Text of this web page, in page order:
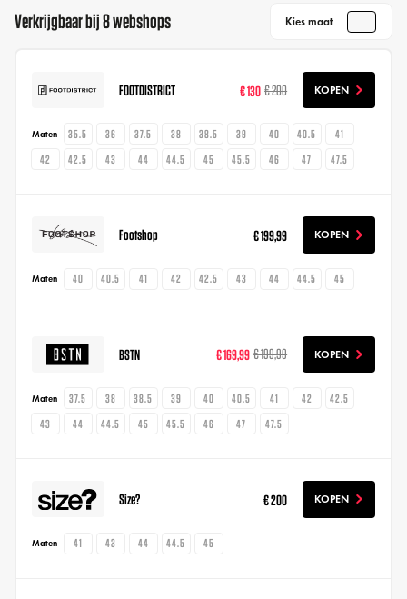
Verkrijgbaar bij 8 webshops Kies maat
FOOTDISTRICT € 130 € 200 KOPEN
Maten 35.5 36 37.5 38 38.5 39 40 40.5
41
42
42.5 43 44 44.5 45 45.5 46 47 47.5
Footshop € 199,99 KOPEN
Maten 40 40.5 41 42 42.5 43 44 44.5 45
BSTN € 169,99 € 199,99 KOPEN
Maten 37.5 38 38.5 39 40 40.5 41 42
42.5
43
44 44.5 45 45.5 46 47 47.5
Size? € 200 KOPEN
Maten 41 43 44 44.5 45